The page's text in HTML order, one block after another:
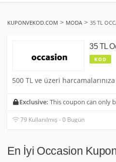
KUPONVEKOD.COM > MODA > 35 TL
35 TL
KOD
500 TL ve üzeri
Exclusive: This coupon can only
79 Kullanılmış - 0 Bugün
En İyi Occasion